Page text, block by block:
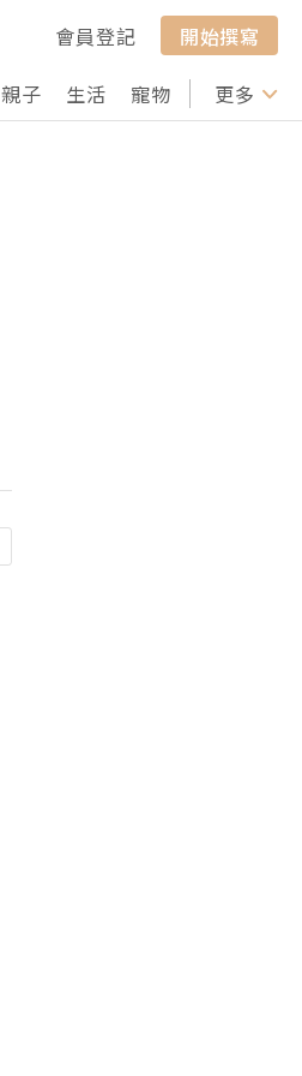
會員登記
開始撰寫
親子 生活 寵物 行山 打卡
更多